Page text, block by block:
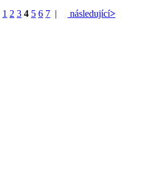
1 2 3 4 5 6 7 | následující>